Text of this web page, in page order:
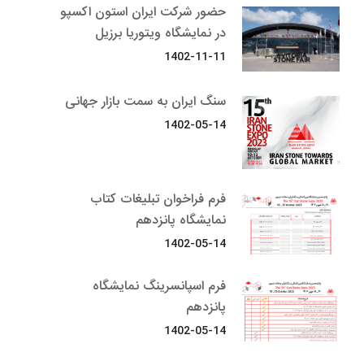
حضور شرکت ایران استون اکسپو
در نمایشگاه ویتوریا برزیل
1402-11-11
سنگ ایران به سمت بازار جهانی
1402-05-14
فرم فراخوان تبلیغات کتاب
نمایشگاه پانزدهم
1402-05-14
فرم اسپانسرینگ نمایشگاه
پانزدهم
1402-05-14